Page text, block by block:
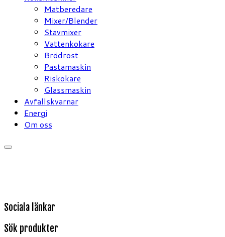
Matberedare
Mixer/Blender
Stavmixer
Vattenkokare
Brödrost
Pastamaskin
Riskokare
Glassmaskin
Avfallskvarnar
Energi
Om oss
Sociala länkar
Sök produkter